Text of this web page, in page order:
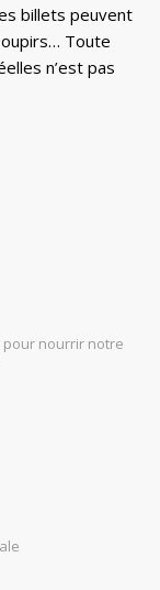
billets peuvent
Toute
n’est pas
pour nourrir notre